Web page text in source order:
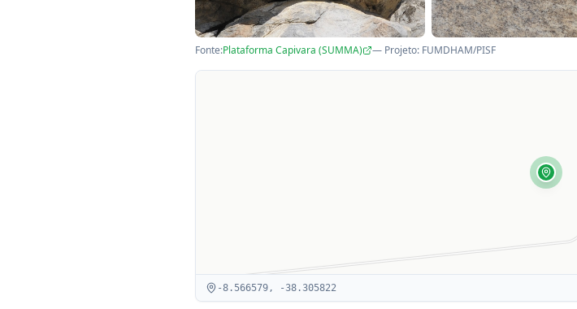
Fonte:Plataforma Capivara (SUMMA) — Projeto: FUMDHAM/PISF
-8.566579, -38.305822